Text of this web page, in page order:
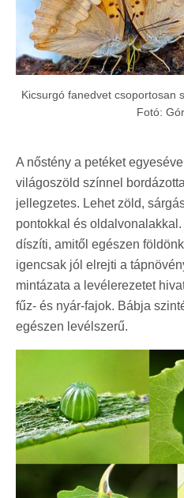
Kicsurgó fanedvet csoportosan
Fotó:
A nőstény a petéket
világoszöld színnel
jellegzetes. Lehet zöld,
pontokkal és oldalvonalakkal.
díszíti, amitől egészen
igencsak jól elrejti a
mintázata a levélerezetet
fűz- és nyár-fajok. Bábja
egészen levélszerű.